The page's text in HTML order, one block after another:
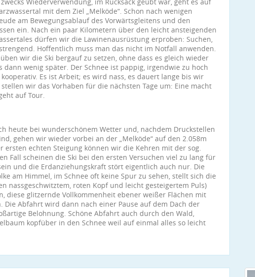
mit dem Ziel „Melköde“. Schon nach wenigen
am Bewegungsablauf des Vorwärtsgleitens und den
ein. Nach ein paar Kilometern über den leicht ansteigenden
dürfen wir die Lawinenausrüstung erproben: Suchen,
Hoffentlich muss man das nicht im Notfall anwenden.
wir die Ski bergauf zu setzen, ohne dass es gleich wieder
dann wenig später. Der Schnee ist pappig, irgendwie zu hoch
Es ist Arbeit; es wird nass, es dauert lange bis wir
wir das Vorhaben für die nächsten Tage um: Eine macht
auf Tour.
heute bei wunderschönem Wetter und, nachdem Druckstellen
gehen wir wieder vorbei an der „Melköde“ auf den 2.058m
ersten echten Steigung können wir die Kehren mit der sog.
Fall scheinen die Ski bei den ersten Versuchen viel zu lang für
und die Erdanziehungskraft stört eigentlich auch nur. Die
am Himmel, im Schnee oft keine Spur zu sehen, stellt sich die
nassgeschwitztem, roten Kopf und leicht gesteigertem Puls)
diese glitzernde Vollkommenheit ebener weißer Flächen mit
Die Abfahrt wird dann nach einer Pause auf dem Dach der
Belohnung. Schöne Abfahrt auch durch den Wald,
kopfüber in den Schnee weil auf einmal alles so leicht